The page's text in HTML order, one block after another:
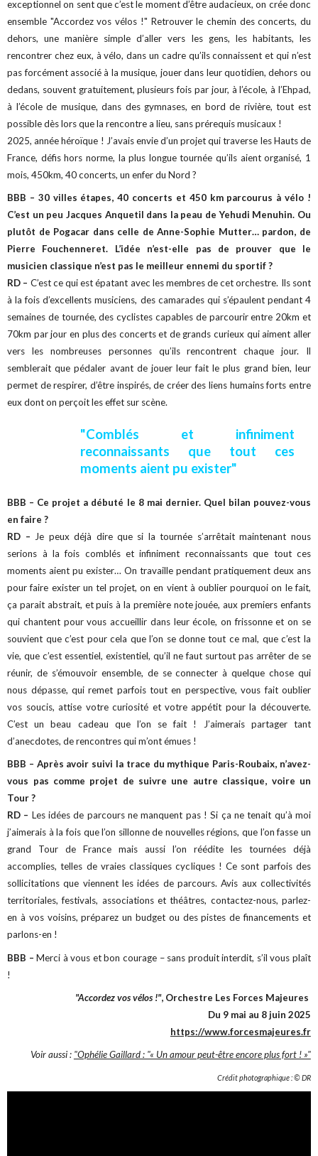
exceptionnel on sent que c’est le moment d’être audacieux, on crée donc
ensemble "Accordez vos vélos !" Retrouver le chemin des concerts, du
dehors, une manière simple d’aller vers les gens, les habitants, les
rencontrer chez eux, à vélo, dans un cadre qu’ils connaissent et qui n’est
pas forcément associé à la musique, jouer dans leur quotidien, dehors ou
dedans, souvent gratuitement, plusieurs fois par jour, à l’école, à l’Ehpad,
à l’école de musique, dans des gymnases, en bord de rivière, tout est
possible dès lors que la rencontre a lieu, sans prérequis musicaux !
2025, année héroïque ! J’avais envie d’un projet qui traverse les Hauts de
France, défis hors norme, la plus longue tournée qu’ils aient organisé, 1
mois, 450km, 40 concerts, un enfer du Nord ?
BBB – 30 villes étapes, 40 concerts et 450 km parcourus à vélo !
C’est un peu Jacques Anquetil dans la peau de Yehudi Menuhin. Ou
plutôt de Pogacar dans celle de Anne-Sophie Mutter… pardon, de
Pierre Fouchenneret. L’idée n’est-elle pas de prouver que le
musicien classique n’est pas le meilleur ennemi du sportif ?
RD – C’est ce qui est épatant avec les membres de cet orchestre. Ils sont
à la fois d’excellents musiciens, des camarades qui s’épaulent pendant 4
semaines de tournée, des cyclistes capables de parcourir entre 20km et
70km par jour en plus des concerts et de grands curieux qui aiment aller
vers les nombreuses personnes qu’ils rencontrent chaque jour. Il
semblerait que pédaler avant de jouer leur fait le plus grand bien, leur
permet de respirer, d’être inspirés, de créer des liens humains forts entre
eux dont on perçoit les effet sur scène.
"Comblés et infiniment
reconnaissants que tout ces
moments aient pu exister"
BBB – Ce projet a débuté le 8 mai dernier. Quel bilan pouvez-vous
en faire ?
RD –Je peux déjà dire que si la tournée s’arrêtait maintenant nous
serions à la fois comblés et infiniment reconnaissants que tout ces
moments aient pu exister… On travaille pendant pratiquement deux ans
pour faire exister un tel projet, on en vient à oublier pourquoi on le fait,
ça parait abstrait, et puis à la première note jouée, aux premiers enfants
qui chantent pour vous accueillir dans leur école, on frissonne et on se
souvient que c’est pour cela que l’on se donne tout ce mal, que c’est la
vie, que c’est essentiel, existentiel, qu’il ne faut surtout pas arrêter de se
réunir, de s’émouvoir ensemble, de se connecter à quelque chose qui
nous dépasse, qui remet parfois tout en perspective, vous fait oublier
vos soucis, attise votre curiosité et votre appétit pour la découverte.
C’est un beau cadeau que l’on se fait ! J’aimerais partager tant
d’anecdotes, de rencontres qui m’ont émues !
BBB – Après avoir suivi la trace du mythique Paris-Roubaix, n’avez-
vous pas comme projet de suivre une autre classique, voire un
Tour ?
RD – Les idées de parcours ne manquent pas ! Si ça ne tenait qu’à moi
j’aimerais à la fois que l’on sillonne de nouvelles régions, que l’on fasse un
grand Tour de France mais aussi l’on réédite les tournées déjà
accomplies, telles de vraies classiques cycliques ! Ce sont parfois des
sollicitations que viennent les idées de parcours. Avis aux collectivités
territoriales, festivals, associations et théâtres, contactez-nous, parlez-
en à vos voisins, préparez un budget ou des pistes de financements et
parlons-en !
BBB –Merci à vous et bon courage – sans produit interdit, s’il vous plaît
!
"Accordez vos vélos !", Orchestre Les Forces Majeures
Du 9 mai au 8 juin 2025
https://www.forcesmajeures.fr
Voir aussi : "Ophélie Gaillard : "« Un amour peut-être encore plus fort ! »"
Crédit photographique : © DR